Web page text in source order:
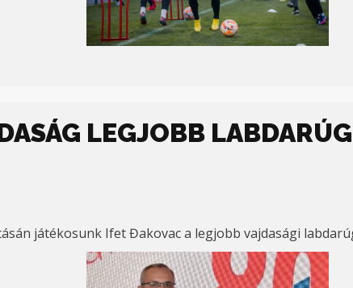
LEGJOBB
játékosunk Ifet Đakovac a legjobb vajdasági